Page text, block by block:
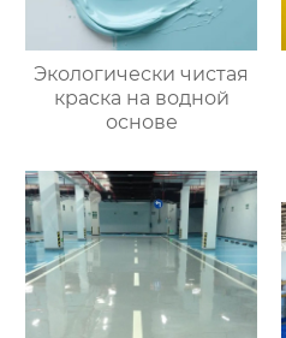
Экологически чистая
краска на водной
основе